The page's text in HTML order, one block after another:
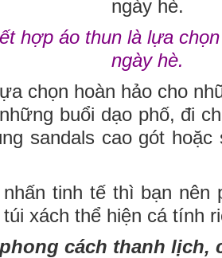
hợp áo thun là lựa
ngày hè.
chọn hoàn hảo cho
buổi dạo phố, đi
sandals cao gót hoặc
tinh tế thì bạn nên
xách thể hiện cá tính
cách thanh lịch,